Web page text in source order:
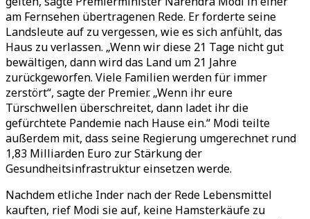
am Fernsehen übertragenen Rede. Er forderte seine
Landsleute auf zu vergessen, wie es sich anfühlt, das
Haus zu verlassen. „Wenn wir diese 21 Tage nicht gut
bewältigen, dann wird das Land um 21 Jahre
zurückgeworfen. Viele Familien werden für immer
zerstört“, sagte der Premier. „Wenn ihr eure
Türschwellen überschreitet, dann ladet ihr die
gefürchtete Pandemie nach Hause ein.“ Modi teilte
außerdem mit, dass seine Regierung umgerechnet rund
1,83 Milliarden Euro zur Stärkung der
Gesundheitsinfrastruktur einsetzen werde.
Nachdem etliche Inder nach der Rede Lebensmittel
kauften, rief Modi sie auf, keine Hamsterkäufe zu